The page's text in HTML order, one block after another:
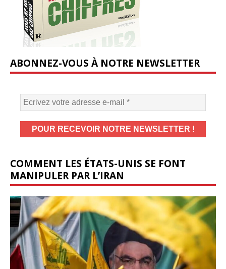
ABONNEZ-VOUS À NOTRE NEWSLETTER
COMMENT LES ÉTATS-UNIS SE FONT
MANIPULER PAR L’IRAN